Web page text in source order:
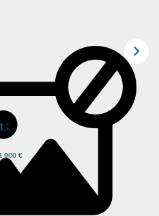
:
900 €